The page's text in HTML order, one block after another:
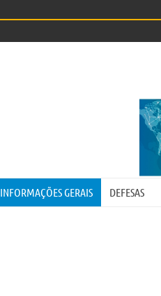
INFORMAÇÕES GERAIS DEFESAS